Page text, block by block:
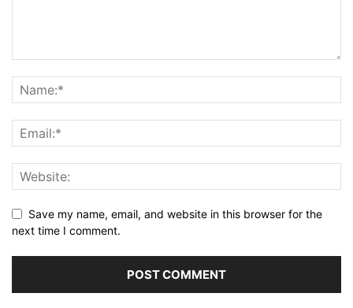
Save my name, email, and website in this browser for the
next time I comment.